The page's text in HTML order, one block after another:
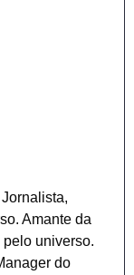
Amante da
universo.
do